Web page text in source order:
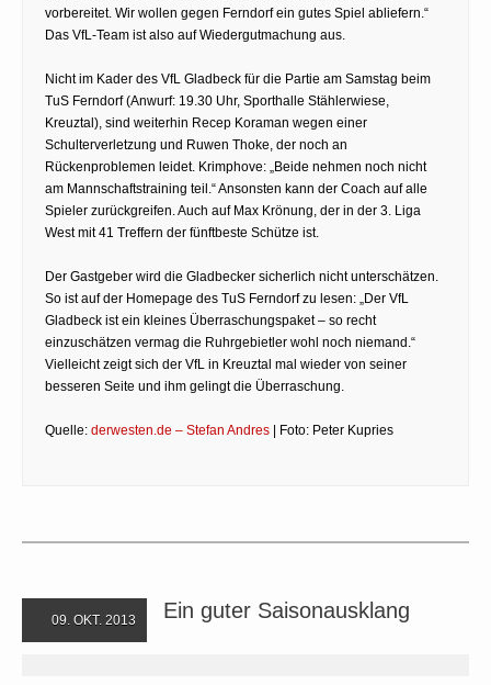
vorbereitet. Wir wollen gegen Ferndorf ein gutes Spiel abliefern.“
Das VfL-Team ist also auf Wiedergutmachung aus.
Nicht im Kader des VfL Gladbeck für die Partie am Samstag beim
TuS Ferndorf (Anwurf: 19.30 Uhr, Sporthalle Stählerwiese,
Kreuztal), sind weiterhin Recep Koraman wegen einer
Schulterverletzung und Ruwen Thoke, der noch an
Rückenproblemen leidet. Krimphove: „Beide nehmen noch nicht
am Mannschaftstraining teil.“ Ansonsten kann der Coach auf alle
Spieler zurückgreifen. Auch auf Max Krönung, der in der 3. Liga
West mit 41 Treffern der fünftbeste Schütze ist.
Der Gastgeber wird die Gladbecker sicherlich nicht unterschätzen.
So ist auf der Homepage des TuS Ferndorf zu lesen: „Der VfL
Gladbeck ist ein kleines Überraschungspaket – so recht
einzuschätzen vermag die Ruhrgebietler wohl noch niemand.“
Vielleicht zeigt sich der VfL in Kreuztal mal wieder von seiner
besseren Seite und ihm gelingt die Überraschung.
Quelle: derwesten.de – Stefan Andres | Foto: Peter Kupries
09. OKT. 2013 Ein guter Saisonausklang